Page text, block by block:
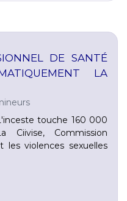
DE SANTÉ
LA
touche 160 000
Ciivise, Commission
les violences sexuelles